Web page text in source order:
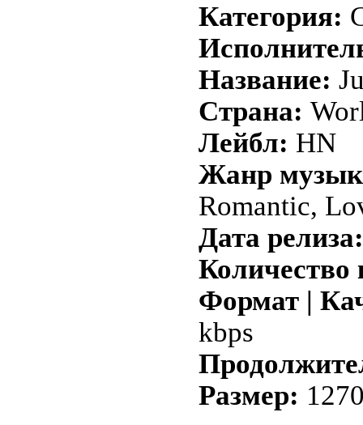
Категория:
Название:
Страна:
Лейбл: HN
Жанр
Romantic,
Дата релиза:
Количество
Формат |
kbps
Размер: